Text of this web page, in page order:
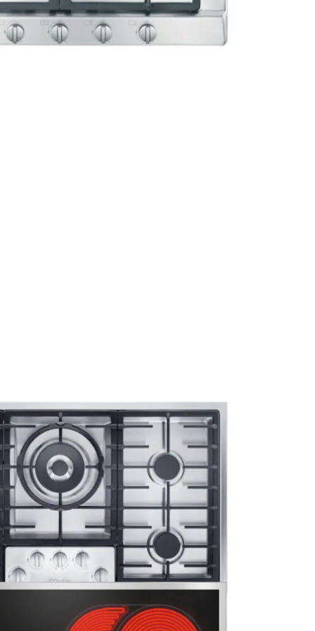
met veel comfort.
veiligheid en bedieningsgemak.